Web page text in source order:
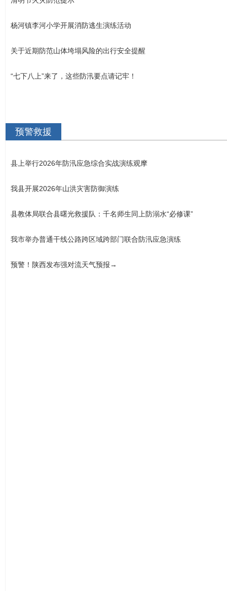
杨河镇李河小学开展消防逃生演练活动
关于近期防范山体垮塌风险的出行安全提醒
“七下八上”来了，这些防汛要点请记牢！
预警救援
县上举行2026年防汛应急综合实战演练观摩
我县开展2026年山洪灾害防御演练
县教体局联合县曙光救援队：千名师生同上防溺水“必修课”
我市举办普通干线公路跨区域跨部门联合防汛应急演练
预警！陕西发布强对流天气预报→